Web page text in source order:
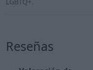
Reseñas